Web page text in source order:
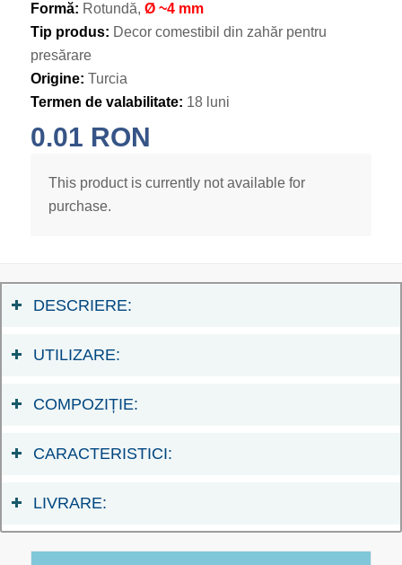
Formă: Rotundă, Ø ~4 mm
Tip produs: Decor comestibil din zahăr pentru
presărare
Origine: Turcia
Termen de valabilitate: 18 luni
0.01 RON
This product is currently not available for
purchase.
DESCRIERE:
UTILIZARE:
COMPOZIȚIE:
CARACTERISTICI:
LIVRARE: